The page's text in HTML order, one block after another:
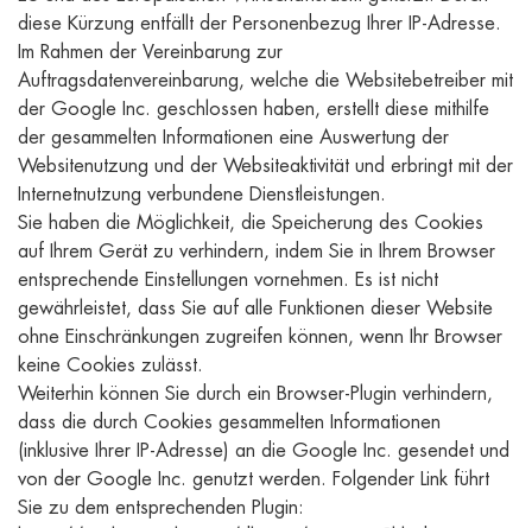
diese Kürzung entfällt der Personenbezug Ihrer IP-Adresse.
Im Rahmen der Vereinbarung zur
Auftragsdatenvereinbarung, welche die Websitebetreiber mit
der Google Inc. geschlossen haben, erstellt diese mithilfe
der gesammelten Informationen eine Auswertung der
Websitenutzung und der Websiteaktivität und erbringt mit der
Internetnutzung verbundene Dienstleistungen.
Sie haben die Möglichkeit, die Speicherung des Cookies
auf Ihrem Gerät zu verhindern, indem Sie in Ihrem Browser
entsprechende Einstellungen vornehmen. Es ist nicht
gewährleistet, dass Sie auf alle Funktionen dieser Website
ohne Einschränkungen zugreifen können, wenn Ihr Browser
keine Cookies zulässt.
Weiterhin können Sie durch ein Browser-Plugin verhindern,
dass die durch Cookies gesammelten Informationen
(inklusive Ihrer IP-Adresse) an die Google Inc. gesendet und
von der Google Inc. genutzt werden. Folgender Link führt
Sie zu dem entsprechenden Plugin: